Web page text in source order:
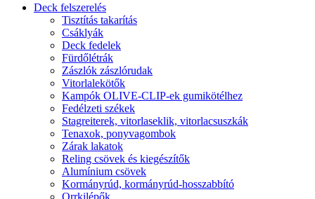
Deck felszerelés
Tisztítás takarítás
Csáklyák
Deck fedelek
Fürdőlétrák
Zászlók zászlórudak
Vitorlalekötők
Kampók OLIVE-CLIP-ek gumikötélhez
Fedélzeti székek
Stagreiterek, vitorlaseklik, vitorlacsuszkák
Tenaxok, ponyvagombok
Zárak lakatok
Reling csövek és kiegészítők
Alumínium csövek
Kormányrúd, kormányrúd-hosszabbító
Orrkilépők